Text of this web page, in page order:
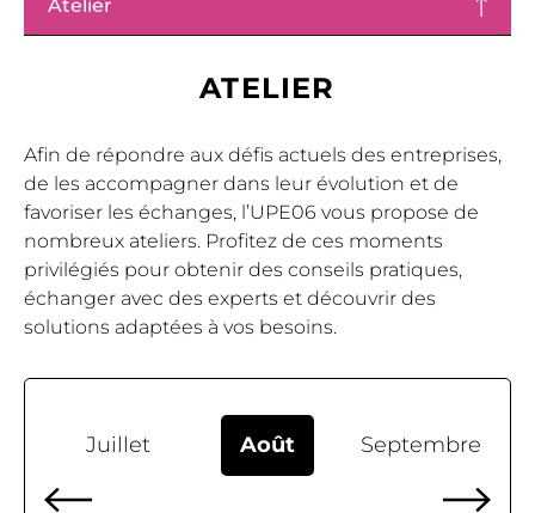
Atelier
ATELIER
Afin de répondre aux défis actuels des entreprises,
de les accompagner dans leur évolution et de
favoriser les échanges, l’UPE06 vous propose de
nombreux ateliers. Profitez de ces moments
privilégiés pour obtenir des conseils pratiques,
échanger avec des experts et découvrir des
solutions adaptées à vos besoins.
Juillet Août Septembre